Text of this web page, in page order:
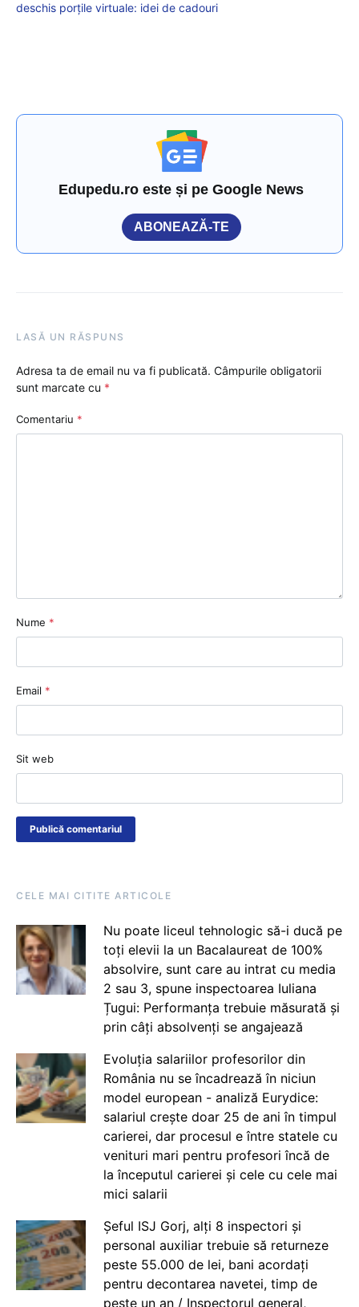
deschis porțile virtuale: idei de cadouri
Edupedu.ro este și pe Google News
ABONEAZĂ-TE
LASĂ UN RĂSPUNS
Adresa ta de email nu va fi publicată. Câmpurile obligatorii
sunt marcate cu *
Comentariu *
Nume *
Email *
Sit web
CELE MAI CITITE ARTICOLE
Nu poate liceul tehnologic să-i ducă pe
toți elevii la un Bacalaureat de 100%
absolvire, sunt care au intrat cu media
2 sau 3, spune inspectoarea Iuliana
Țugui: Performanța trebuie măsurată și
prin câți absolvenți se angajează
Evoluția salariilor profesorilor din
România nu se încadrează în niciun
model european - analiză Eurydice:
salariul crește doar 25 de ani în timpul
carierei, dar procesul e între statele cu
venituri mari pentru profesori încă de
la începutul carierei și cele cu cele mai
mici salarii
Șeful ISJ Gorj, alți 8 inspectori și
personal auxiliar trebuie să returneze
peste 55.000 de lei, bani acordați
pentru decontarea navetei, timp de
peste un an / Inspectorul general,